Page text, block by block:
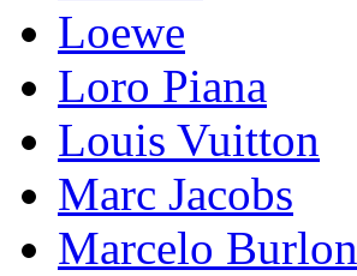
Loewe
Loro Piana
Lоuis Vuittоn
Marc Jacobs
Marcelo Burlon